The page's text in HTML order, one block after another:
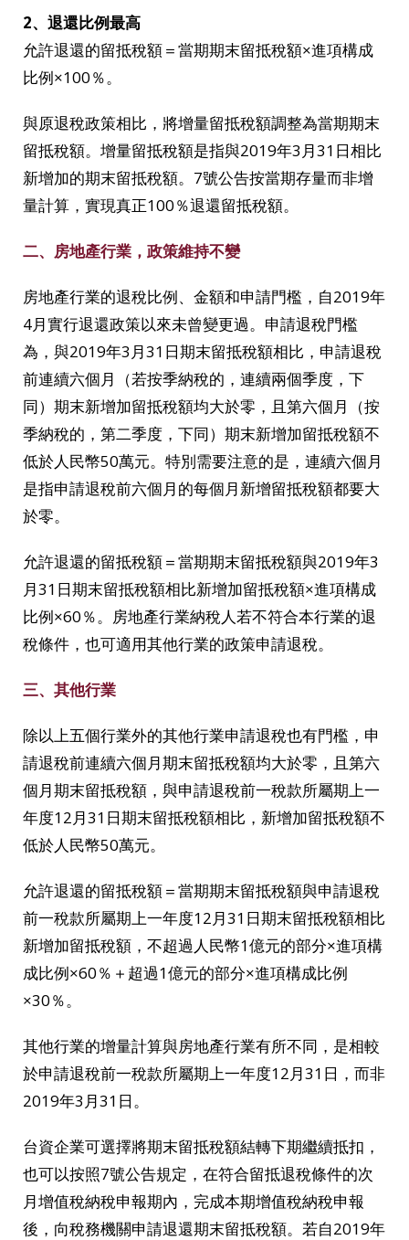
2、退還比例最高
允許退還的留抵稅額＝當期期末留抵稅額×進項構成
比例×100％。
與原退稅政策相比，將增量留抵稅額調整為當期期末
留抵稅額。增量留抵稅額是指與2019年3月31日相比
新增加的期末留抵稅額。7號公告按當期存量而非增
量計算，實現真正100％退還留抵稅額。
二、房地產行業，政策維持不變
房地產行業的退稅比例、金額和申請門檻，自2019年
4月實行退還政策以來未曾變更過。申請退稅門檻
為，與2019年3月31日期末留抵稅額相比，申請退稅
前連續六個月（若按季納稅的，連續兩個季度，下
同）期末新增加留抵稅額均大於零，且第六個月（按
季納稅的，第二季度，下同）期末新增加留抵稅額不
低於人民幣50萬元。特別需要注意的是，連續六個月
是指申請退稅前六個月的每個月新增留抵稅額都要大
於零。
允許退還的留抵稅額＝當期期末留抵稅額與2019年3
月31日期末留抵稅額相比新增加留抵稅額×進項構成
比例×60％。房地產行業納稅人若不符合本行業的退
稅條件，也可適用其他行業的政策申請退稅。
三、其他行業
除以上五個行業外的其他行業申請退稅也有門檻，申
請退稅前連續六個月期末留抵稅額均大於零，且第六
個月期末留抵稅額，與申請退稅前一稅款所屬期上一
年度12月31日期末留抵稅額相比，新增加留抵稅額不
低於人民幣50萬元。
允許退還的留抵稅額＝當期期末留抵稅額與申請退稅
前一稅款所屬期上一年度12月31日期末留抵稅額相比
新增加留抵稅額，不超過人民幣1億元的部分×進項構
成比例×60％＋超過1億元的部分×進項構成比例
×30％。
其他行業的增量計算與房地產行業有所不同，是相較
於申請退稅前一稅款所屬期上一年度12月31日，而非
2019年3月31日。
台資企業可選擇將期末留抵稅額結轉下期繼續抵扣，
也可以按照7號公告規定，在符合留抵退稅條件的次
月增值稅納稅申報期內，完成本期增值稅納稅申報
後，向稅務機關申請退還期末留抵稅額。若自2019年